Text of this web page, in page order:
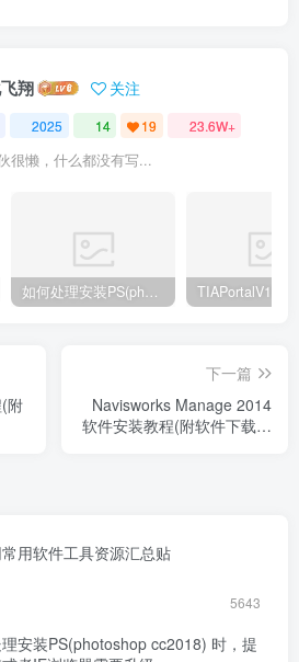
翔 关注
2025 14 19 23.6W+
很懒，什么都没有写...
如何处理安装PS(photoshop cc2018) 时，提示系统或者IE浏览器需要升级
附
下一篇
Navisworks Manage 2014
软件安装教程(附软件下载地
用软件工具资源汇总贴
5643
安装PS(photoshop cc2018) 时，提